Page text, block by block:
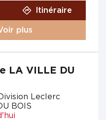
Itinéraire
plus
LA VILLE DU
Leclerc
BOIS